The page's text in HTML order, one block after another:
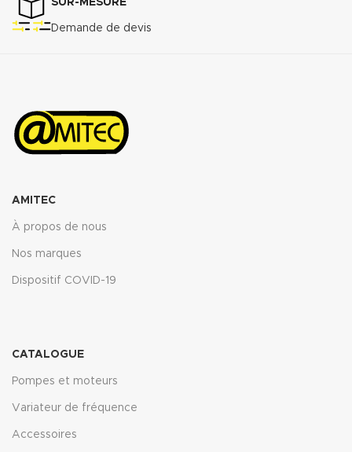
Demande de devis
AMITEC
À propos de nous
Nos marques
Dispositif COVID-19
CATALOGUE
Pompes et moteurs
Variateur de fréquence
Accessoires